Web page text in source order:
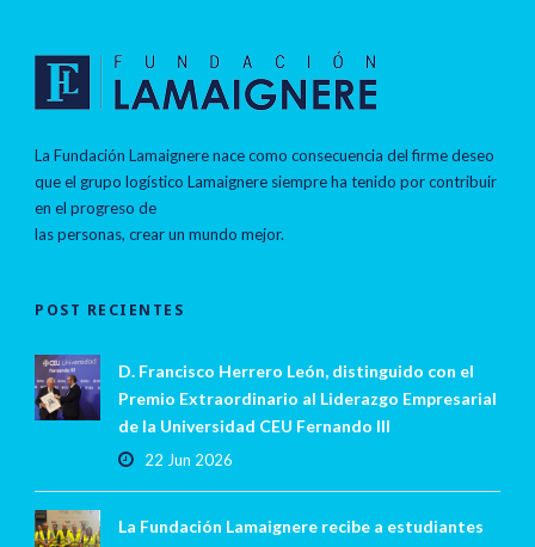
La Fundación Lamaignere nace como consecuencia del firme deseo
que el grupo logístico Lamaignere siempre ha tenido por contribuir
en el progreso de
las personas, crear un mundo mejor.
POST RECIENTES
D. Francisco Herrero León, distinguido con el
Premio Extraordinario al Liderazgo Empresarial
de la Universidad CEU Fernando III
22 Jun 2026
La Fundación Lamaignere recibe a estudiantes